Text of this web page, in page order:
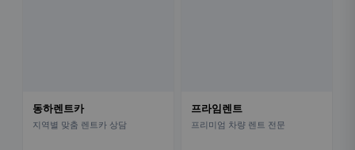
동하렌트카
지역별 맞춤 렌트카 상담
프라임렌트
프리미엄 차량 렌트 전문